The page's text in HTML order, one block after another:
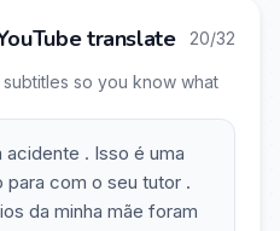
translate 20/32
so you know what
. Isso é uma
com o seu tutor .
da minha mãe foram